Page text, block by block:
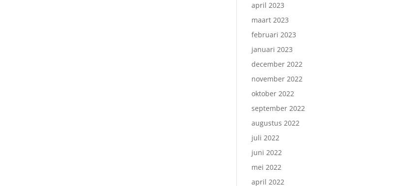
april 2023
maart 2023
februari 2023
januari 2023
december 2022
november 2022
oktober 2022
september 2022
augustus 2022
juli 2022
juni 2022
mei 2022
april 2022